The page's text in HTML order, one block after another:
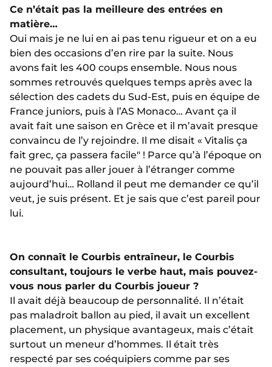
Ce n’était pas la meilleure des entrées en
matière…
Oui mais je ne lui en ai pas tenu rigueur et on a eu
bien des occasions d’en rire par la suite. Nous
avons fait les 400 coups ensemble. Nous nous
sommes retrouvés quelques temps après avec la
sélection des cadets du Sud-Est, puis en équipe de
France juniors, puis à l’AS Monaco… Avant ça il
avait fait une saison en Grèce et il m’avait presque
convaincu de l’y rejoindre. Il me disait « Vitalis ça
fait grec, ça passera facile" ! Parce qu’à l’époque on
ne pouvait pas aller jouer à l’étranger comme
aujourd’hui… Rolland il peut me demander ce qu’il
veut, je suis présent. Et je sais que c’est pareil pour
lui.
On connaît le Courbis entraîneur, le Courbis
consultant, toujours le verbe haut, mais pouvez-
vous nous parler du Courbis joueur ?
Il avait déjà beaucoup de personnalité. Il n’était
pas maladroit ballon au pied, il avait un excellent
placement, un physique avantageux, mais c’était
surtout un meneur d’hommes. Il était très
respecté par ses coéquipiers comme par ses